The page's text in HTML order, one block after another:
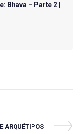
Bhava – Parte 2 |
ARQUÉTIPOS